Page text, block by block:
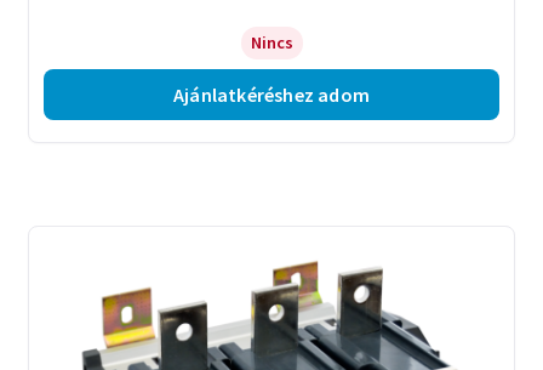
Nincs
Ajánlatkéréshez adom